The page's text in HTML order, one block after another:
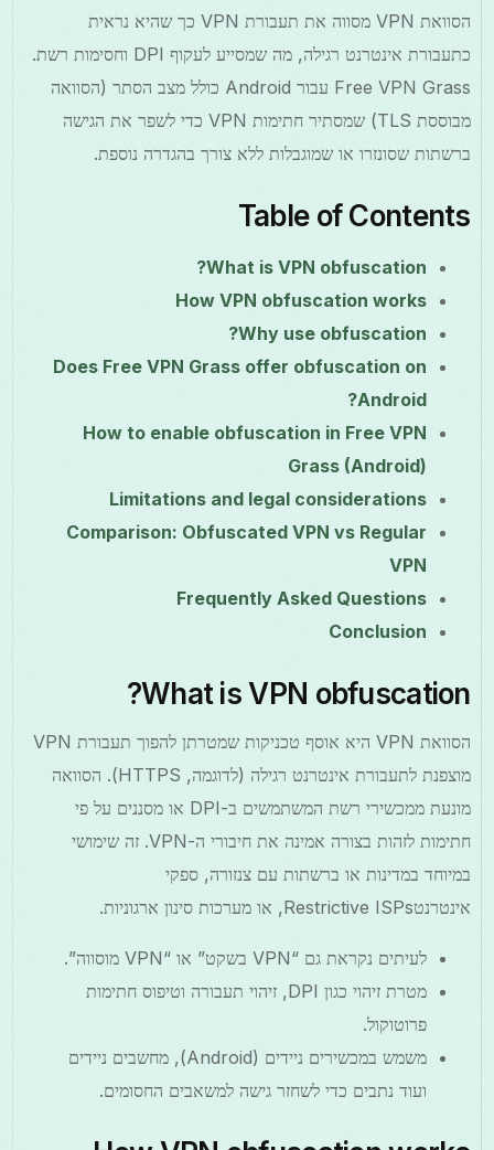
הסוואת VPN מסווה את תעבורת VPN כך שהיא נראית
כתעבורת אינטרנט רגילה, מה שמסייע לעקוף DPI וחסימות רשת.
Free VPN Grass עבור Android כולל מצב הסתר (הסוואה
מבוססת TLS) שמסתיר חתימות VPN כדי לשפר את הגישה
ברשתות שסונזרו או שמוגבלות ללא צורך בהגדרה נוספת.
Table of Contents
What is VPN obfuscation?
How VPN obfuscation works
Why use obfuscation?
Does Free VPN Grass offer obfuscation on
Android?
How to enable obfuscation in Free VPN
Grass (Android)
Limitations and legal considerations
Comparison: Obfuscated VPN vs Regular
VPN
Frequently Asked Questions
Conclusion
What is VPN obfuscation?
הסוואת VPN היא אוסף טכניקות שמטרתן להפוך תעבורת VPN
מוצפנת לתעבורת אינטרנט רגילה (לדוגמה, HTTPS). הסוואה
מונעת ממכשירי רשת המשתמשים ב-DPI או מסננים על פי
חתימות לזהות בצורה אמינה את חיבורי ה-VPN. זה שימושי
במיוחד במדינות או ברשתות עם צנזורה, ספקי
אינטרנטRestrictive ISPs, או מערכות סינון ארגוניות.
לעיתים נקראת גם “VPN בשקט” או “VPN מוסווה”.
מטרת זיהוי כגון DPI, זיהוי תעבורה וטיפוס חתימות
פרוטוקול.
משמש במכשירים ניידים (Android), מחשבים ניידים
ועוד נתבים כדי לשחזר גישה למשאבים החסומים.